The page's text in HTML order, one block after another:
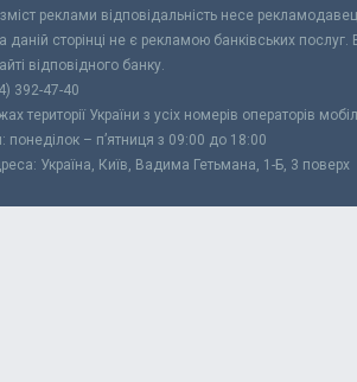
реклами відповідальність несе
даній сторінці не є рекламою банківських
відповідного банку.
392-47-40
території України з усіх номерів операторів
понеділок – п’ятниця з 09:00 до 18:00
Україна, Київ, Вадима Гетьмана, 1-Б, 3 поверх